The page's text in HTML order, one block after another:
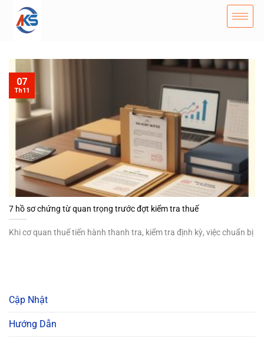
7 hồ sơ chứng từ quan trọng trước đợt kiểm tra thuế
Khi cơ quan thuế tiến hành thanh tra, kiểm tra định kỳ, việc chuẩn bị
07
Th11
Cập Nhật
Hướng Dẫn